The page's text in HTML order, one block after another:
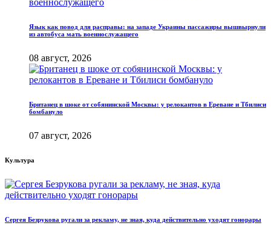
Язык как повод для расправы: на западе Украины пассажиры вышвырнули
из автобуса мать военнослужащего
08 август, 2026
Британец в шоке от собянинской Москвы: у релокантов в Ереване и Тбилиси
бомбануло
07 август, 2026
Культура
Сергея Безрукова ругали за рекламу, не зная, куда действительно уходят гонорары